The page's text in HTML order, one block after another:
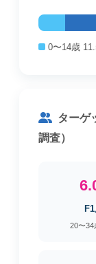
0〜14歳
ターゲ
調査）
20〜34